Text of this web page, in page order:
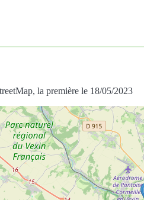
la première le 18/05/2023